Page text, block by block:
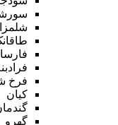
فرخ
کیان
گهرو